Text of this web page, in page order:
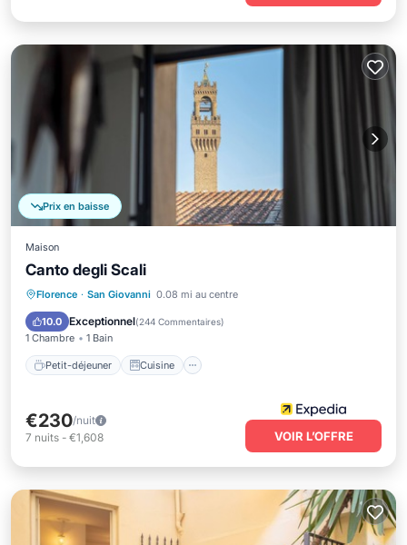
Prix en baisse
Maison
Canto degli Scali
Florence · San Giovanni 0.08 mi au centre
10.0 Exceptionnel(244 Commentaires)
1 Chambre 1 Bain
Petit-déjeuner Cuisine
Petit-déjeuner
Cuisine
Climatisation
Internet
€230/nuit
7 nuits - €1,608 VOIR L’OFFRE